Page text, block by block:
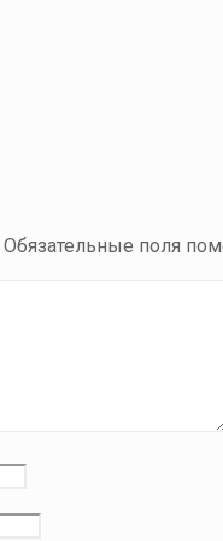
Обязательные поля